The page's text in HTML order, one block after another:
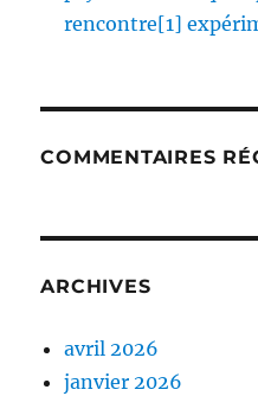
rencontre[1]
COMMENTAIRES
ARCHIVES
avril 2026
janvier 2026